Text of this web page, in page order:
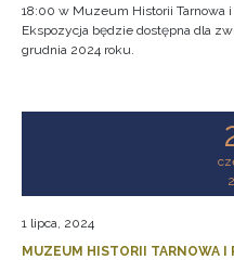
18:00 w Muzeum Historii Tarnowa i
Ekspozycja będzie dostępna dla
grudnia 2024 roku.
1 lipca, 2024
MUZEUM HISTORII TARNOWA I